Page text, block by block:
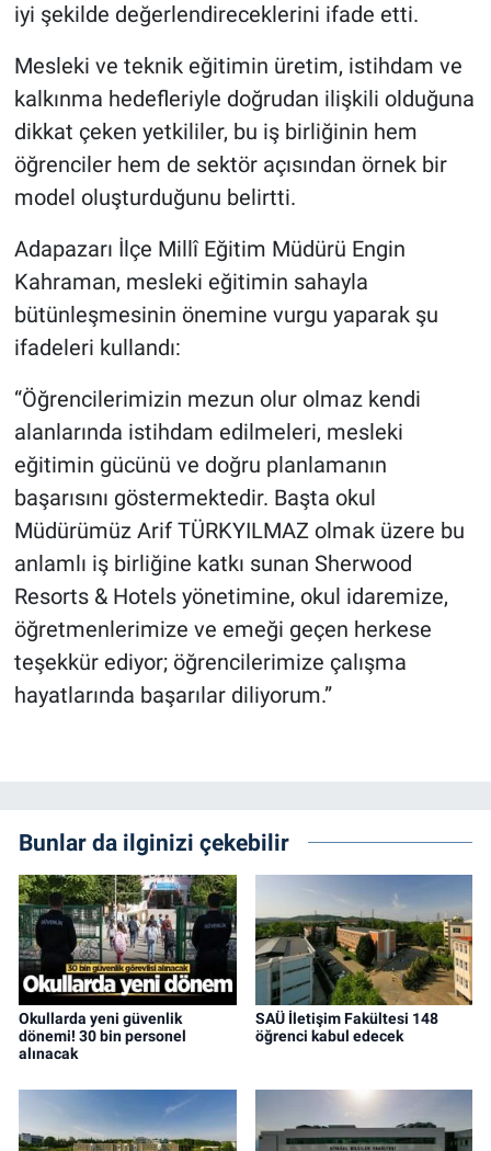
iyi şekilde değerlendireceklerini ifade etti.
Mesleki ve teknik eğitimin üretim, istihdam ve
kalkınma hedefleriyle doğrudan ilişkili olduğuna
dikkat çeken yetkililer, bu iş birliğinin hem
öğrenciler hem de sektör açısından örnek bir
model oluşturduğunu belirtti.
Adapazarı İlçe Millî Eğitim Müdürü Engin
Kahraman, mesleki eğitimin sahayla
bütünleşmesinin önemine vurgu yaparak şu
ifadeleri kullandı:
“Öğrencilerimizin mezun olur olmaz kendi
alanlarında istihdam edilmeleri, mesleki
eğitimin gücünü ve doğru planlamanın
başarısını göstermektedir. Başta okul
Müdürümüz Arif TÜRKYILMAZ olmak üzere bu
anlamlı iş birliğine katkı sunan Sherwood
Resorts & Hotels yönetimine, okul idaremize,
öğretmenlerimize ve emeği geçen herkese
teşekkür ediyor; öğrencilerimize çalışma
hayatlarında başarılar diliyorum.”
Bunlar da ilginizi çekebilir
Okullarda yeni güvenlik
dönemi! 30 bin personel
alınacak
SAÜ İletişim Fakültesi 148
öğrenci kabul edecek